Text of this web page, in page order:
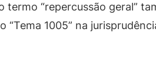
termo “repercussão geral”
“Tema 1005” na